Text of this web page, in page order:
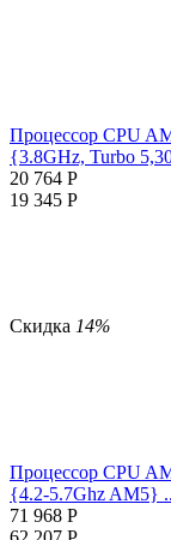
Процессор CPU
{3.8GHz, Turbo
20 764 Р
19 345 Р
Скидка 14%
Процессор CPU
{4.2-5.7Ghz AM5}
71 968 Р